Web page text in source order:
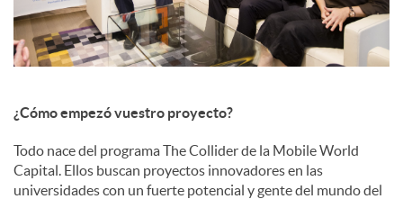
c
o
n
¿Cómo empezó vuestro proyecto?
Todo nace del programa The Collider de la Mobile World
Capital. Ellos buscan proyectos innovadores en las
universidades con un fuerte potencial y gente del mundo del